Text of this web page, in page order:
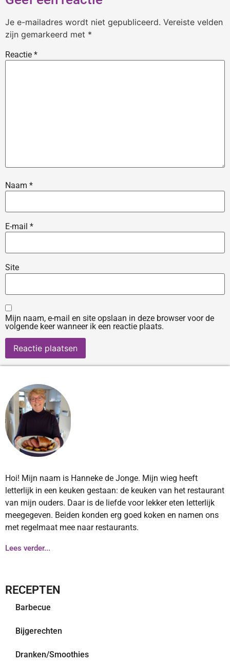
Je e-mailadres wordt niet gepubliceerd. Vereiste velden
zijn gemarkeerd met *
Reactie *
Naam *
E-mail *
Site
Mijn naam, e-mail en site opslaan in deze browser voor de
volgende keer wanneer ik een reactie plaats.
Hoi! Mijn naam is Hanneke de Jonge. Mijn wieg heeft
letterlijk in een keuken gestaan: de keuken van het restaurant
van mijn ouders. Daar is de liefde voor lekker eten letterlijk
meegegeven. Beiden konden erg goed koken en namen ons
met regelmaat mee naar restaurants.
Lees verder...
RECEPTEN
Barbecue
Bijgerechten
Dranken/Smoothies